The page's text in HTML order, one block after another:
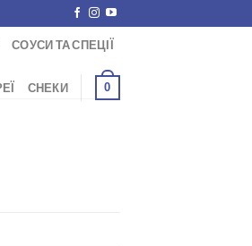
СОУСИ ТА СПЕЦІЇ
СНЕКИ 0